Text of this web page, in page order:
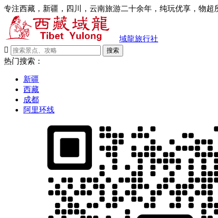
专注西藏，新疆，四川，云南旅游二十余年，纯玩优享，物超
域龍旅行社

搜索
热门搜索：
新疆
西藏
成都
阿里环线